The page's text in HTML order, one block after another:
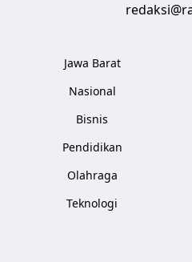
Jawa Barat
Nasional
Bisnis
Pendidikan
Olahraga
Teknologi